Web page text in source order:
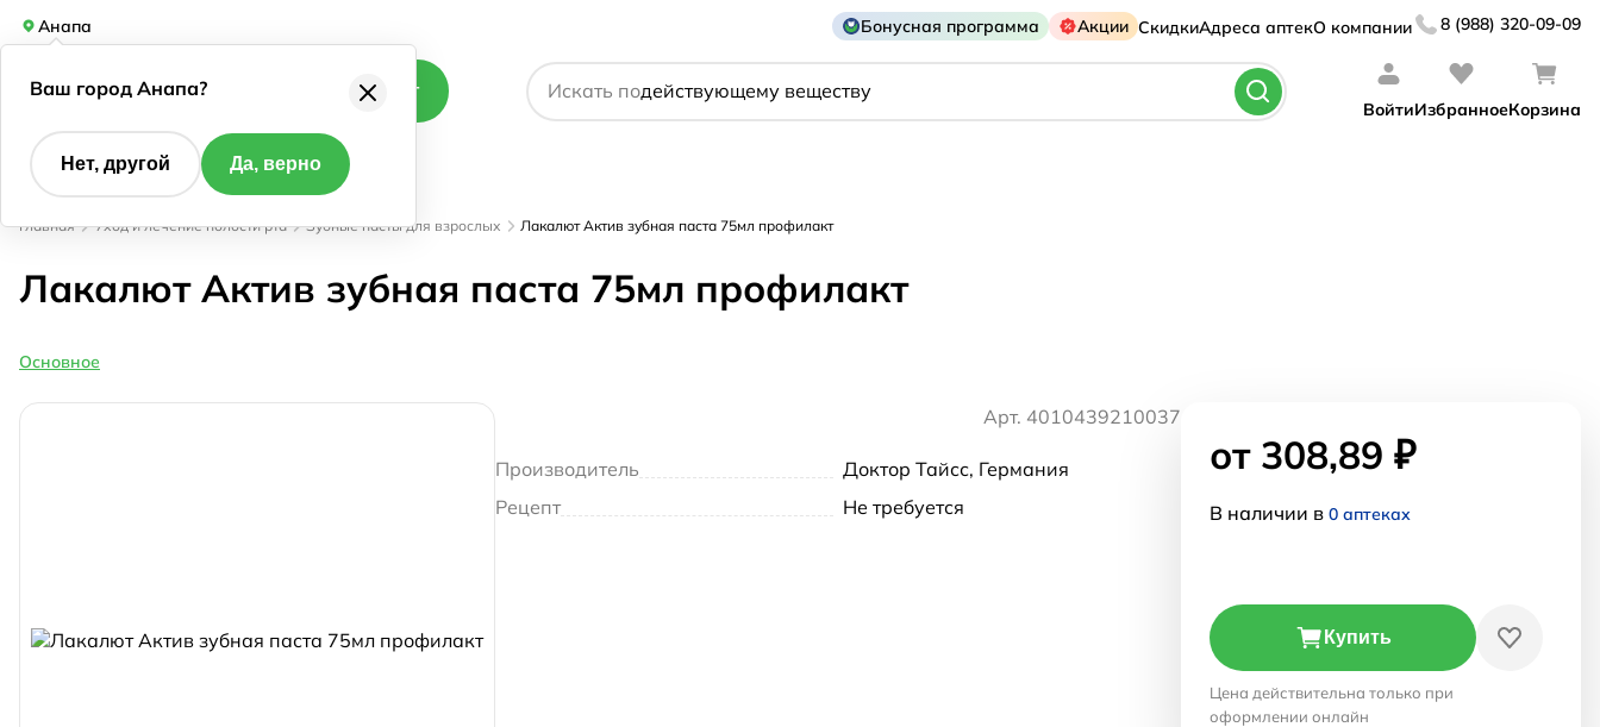
Анапа Бонусная программа Акции СкидкиАдреса аптекО компании 8 (988) 320-09-09
Каталог Искать по
названию препарата
действующему веществу
ВойтиИзбранноеКорзина
Главная Уход и лечение полости рта Зубные пасты для взрослых Лакалют Актив зубная паста 75мл профилакт
Лакалют Актив зубная паста 75мл профилакт
Основное
Арт. 4010439210037
Производитель
Доктор Тайсс, Германия
Рецепт
Не требуется
от 308,89 ₽
В наличии в 0 аптеках
Купить
Цена действительна только при
оформлении онлайн
Ваш город Анапа?
Нет, другой Да, верно